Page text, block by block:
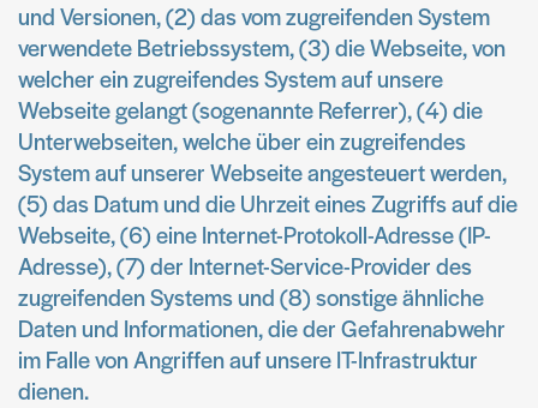
und Versionen, (2) das vom zugreifenden System
verwendete Betriebssystem, (3) die Webseite, von
welcher ein zugreifendes System auf unsere
Webseite gelangt (sogenannte Referrer), (4) die
Unterwebseiten, welche über ein zugreifendes
System auf unserer Webseite angesteuert werden,
(5) das Datum und die Uhrzeit eines Zugriffs auf die
Webseite, (6) eine Internet-Protokoll-Adresse (IP-
Adresse), (7) der Internet-Service-Provider des
zugreifenden Systems und (8) sonstige ähnliche
Daten und Informationen, die der Gefahrenabwehr
im Falle von Angriffen auf unsere IT-Infrastruktur
dienen.